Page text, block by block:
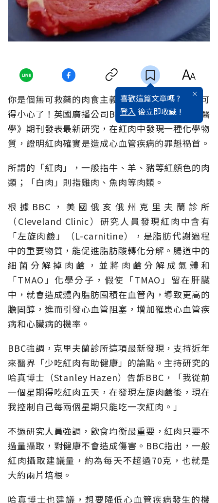
喜歡這篇文章嗎 ?
登入 後立即收藏 !
你是個無可救藥的肉食主義者，無肉不歡嗎？那可
得小心了！英國廣播公司BBC報導，美國《自然醫
學》期刊發表最新研究，在紅肉中發現一種化學物
質，證明紅肉確實是造成心血管疾病的罪魁禍首。
所謂的「紅肉」，一般指牛、羊、豬等紅顏色的肉
類；「白肉」則指雞肉、魚肉等肉類。
根據BBC，美國俄亥俄州克里夫蘭診所
（Cleveland Clinic）研究人員發現紅肉中含有
「左旋肉鹼」（L-carnitine），是脂肪代謝過程
中的重要物質，能促進脂肪酸轉化分解。腸道中的
細菌分解掉肉鹼，並將肉鹼分解成氣體和
「TMAO」化學分子，假使「TMAO」留在肝臟
中，就會造成體內脂肪囤積在血管內，導致更高的
膽固醇，進而引發心血管阻塞，增加罹患心血管疾
病和心臟病的機率。
BBC強調，克里夫蘭診所這項最新發現，支持近年
來醫界「少吃紅肉有助健康」的論點。主持研究的
哈真博士（Stanley Hazen）告訴BBC，「我從前
一個星期得吃紅肉五天，在發現左旋肉鹼後，現在
我控制自己每兩個星期只能吃一次紅肉。」
不過研究人員強調，飲食均衡最重要，紅肉只要不
過量攝取，對健康不會造成傷害。BBC指出，一般
紅肉攝取建議量，約為每天不超過70克，也就是
大約兩片培根。
哈真博士也建議，想要降低心血管疾病發生的機